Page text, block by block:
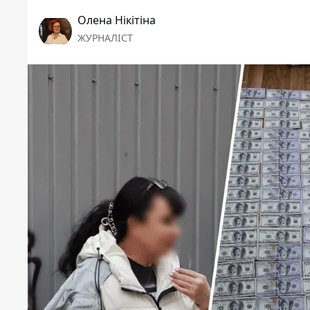
Олена Нікітіна
ЖУРНАЛІСТ